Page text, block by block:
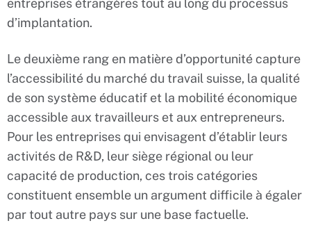
d’implantation.
Le deuxième rang en matière d’opportunité capture
l’accessibilité du marché du travail suisse, la qualité
de son système éducatif et la mobilité économique
accessible aux travailleurs et aux entrepreneurs.
Pour les entreprises qui envisagent d’établir leurs
activités de R&D, leur siège régional ou leur
capacité de production, ces trois catégories
constituent ensemble un argument difficile à égaler
par tout autre pays sur une base factuelle.